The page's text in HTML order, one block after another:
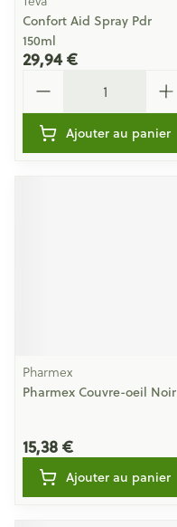
Confort Aid Spray Pdr
150ml
29,94 €
Ajouter au panier
Pharmex
Pharmex Couvre-oeil Noir
15,38 €
Ajouter au panier